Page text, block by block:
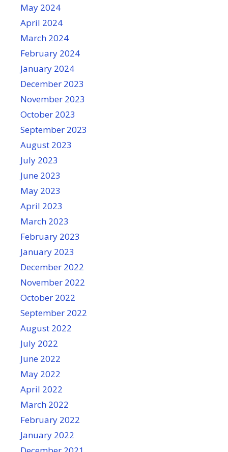
May 2024
April 2024
March 2024
February 2024
January 2024
December 2023
November 2023
October 2023
September 2023
August 2023
July 2023
June 2023
May 2023
April 2023
March 2023
February 2023
January 2023
December 2022
November 2022
October 2022
September 2022
August 2022
July 2022
June 2022
May 2022
April 2022
March 2022
February 2022
January 2022